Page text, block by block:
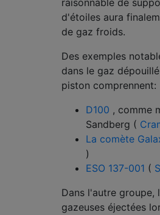
raisonnable de
d'étoiles aura
de gaz froids.
Des exemples
dans le gaz
piston comprennent:
D100 , comme
Sandberg (
La comète
)
ESO 137-001 (
Dans l'autre groupe,
gazeuses éjectées